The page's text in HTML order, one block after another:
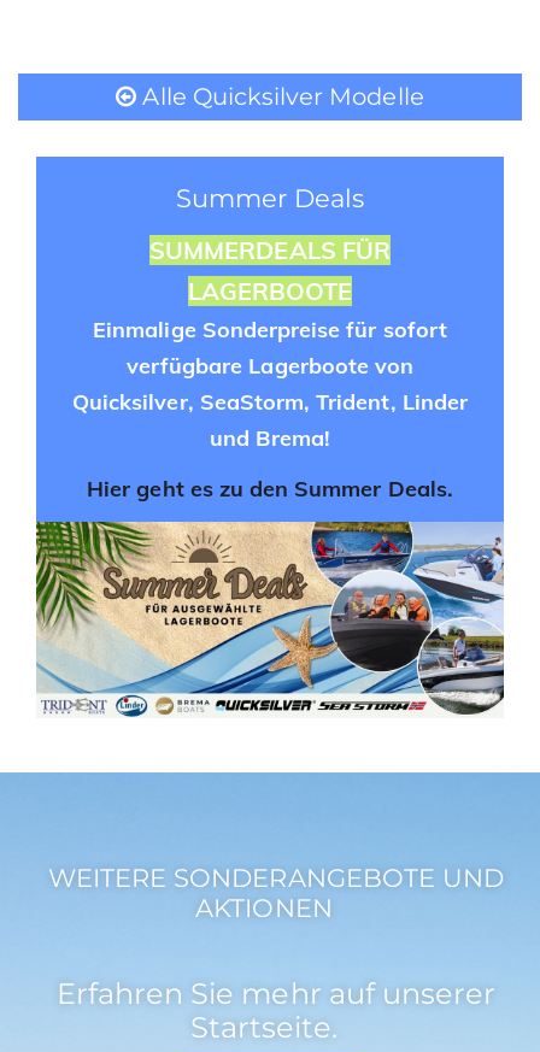
Alle Quicksilver Modelle
Summer Deals
SUMMERDEALS FÜR
LAGERBOOTE
Einmalige Sonderpreise für sofort
verfügbare Lagerboote von
Quicksilver, SeaStorm, Trident, Linder
und Brema!
Hier geht es zu den Summer Deals.
WEITERE SONDERANGEBOTE UND
AKTIONEN
Erfahren Sie mehr auf unserer
Startseite.